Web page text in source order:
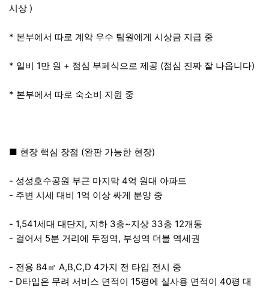
시상 )
* 본부에서 따로 계약 우수 팀원에게 시상금 지급 중
* 일비 1만 원 + 점심 부페식으로 제공 (점심 진짜 잘 나옵니다)
* 본부에서 따로 숙소비 지원 중
■ 현장 핵심 장점 (완판 가능한 현장)
- 성성호수공원 부근 마지막 4억 원대 아파트
- 주변 시세 대비 1억 이상 싸게 분양 중
- 1,541세대 대단지, 지하 3층~지상 33층 12개동
- 걸어서 5분 거리에 두정역, 부성역 더블 역세권
- 전용 84㎡ A,B,C,D 4가지 전 타입 전시 중
- D타입은 무려 서비스 면적이 15평에 실사용 면적이 40평 대